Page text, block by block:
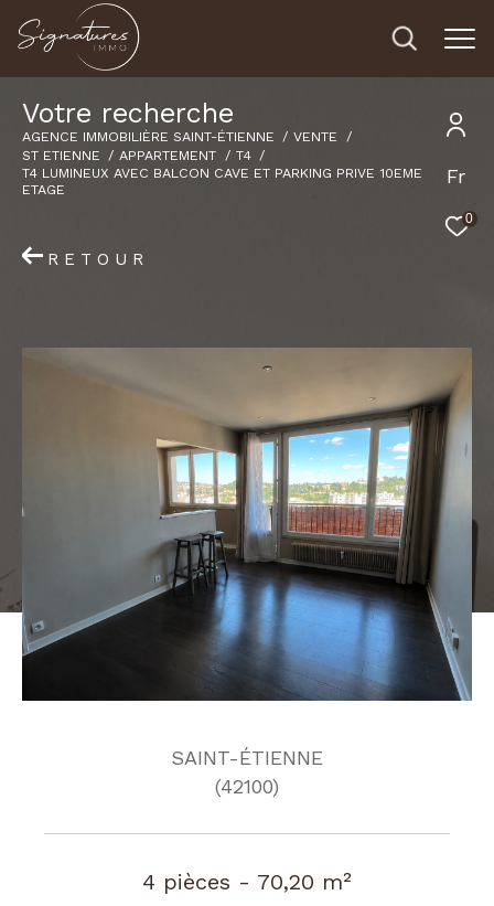
Fr
0
Votre recherche
AGENCE IMMOBILIÈRE SAINT-ÉTIENNE
VENTE
ST ETIENNE
APPARTEMENT
T4
T4 LUMINEUX AVEC BALCON CAVE ET PARKING PRIVE 10EME
ETAGE
RETOUR
SAINT-ÉTIENNE
(42100)
4 pièces - 70,20 m²